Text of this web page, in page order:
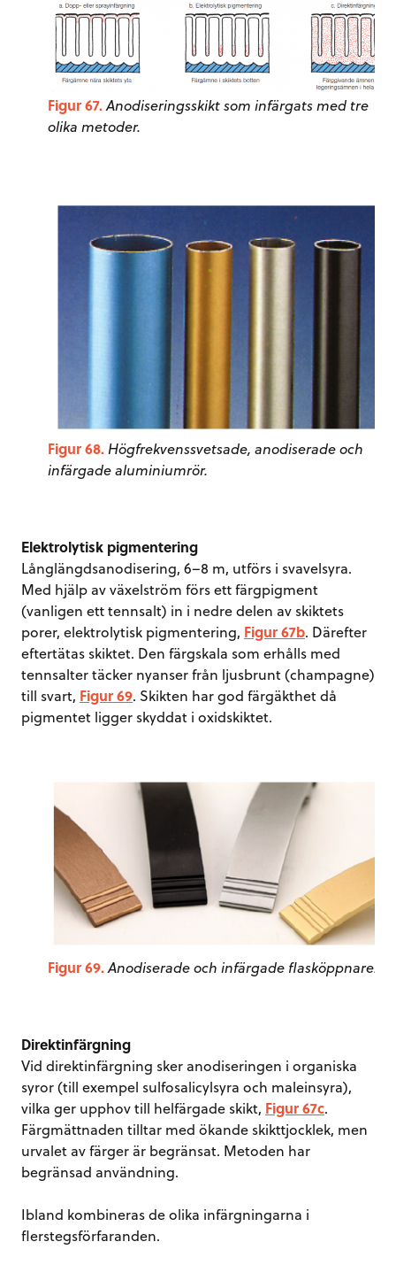
Figur 67.Anodiseringsskikt som infärgats med tre
olika metoder.
Figur 68.Högfrekvenssvetsade, anodiserade och
infärgade aluminiumrör.
Elektrolytisk pigmentering
Långlängdsanodisering, 6–8 m, utförs i svavelsyra.
Med hjälp av växelström förs ett färgpigment
(vanligen ett tennsalt) in i nedre delen av skiktets
porer, elektrolytisk pigmentering, Figur 67b. Därefter
eftertätas skiktet. Den färgskala som erhålls med
tennsalter täcker nyanser från ljusbrunt (champagne)
till svart, Figur 69. Skikten har god färgäkthet då
pigmentet ligger skyddat i oxidskiktet.
Figur 69.Anodiserade och infärgade flasköppnare.
Direktinfärgning
Vid direktinfärgning sker anodiseringen i organiska
syror (till exempel sulfosalicylsyra och maleinsyra),
vilka ger upphov till helfärgade skikt, Figur 67c.
Färgmättnaden tilltar med ökande skikttjocklek, men
urvalet av färger är begränsat. Metoden har
begränsad användning.
Ibland kombineras de olika infärgningarna i
flerstegsförfaranden.